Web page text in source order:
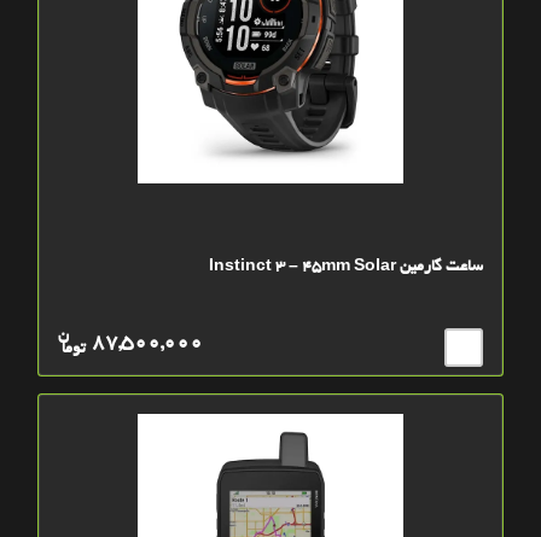
ساعت گارمین Instinct 3 – 45mm Solar
توما
ن 87,500,000